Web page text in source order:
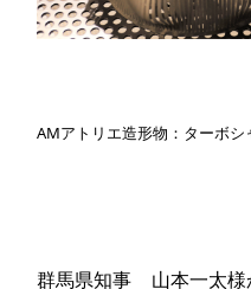
AMアトリエ造形物：ターボシ
群馬県知事 山本一太様